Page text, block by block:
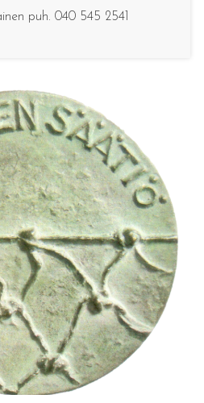
puh. 040 545 2541